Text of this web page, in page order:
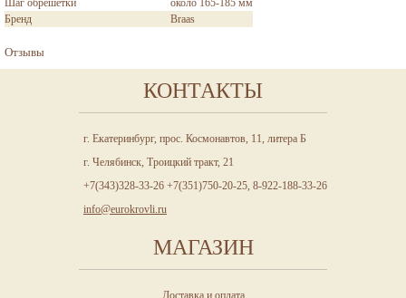
Шаг обрешетки
около 165-185 мм
Бренд
Braas
Отзывы
КОНТАКТЫ
г. Екатеринбург, прос. Космонавтов, 11, литера Б
г. Челябинск, Троицкий тракт, 21
+7(343)328-33-26 +7(351)750-20-25, 8-922-188-33-26
info@eurokrovli.ru
МАГАЗИН
Доставка и оплата